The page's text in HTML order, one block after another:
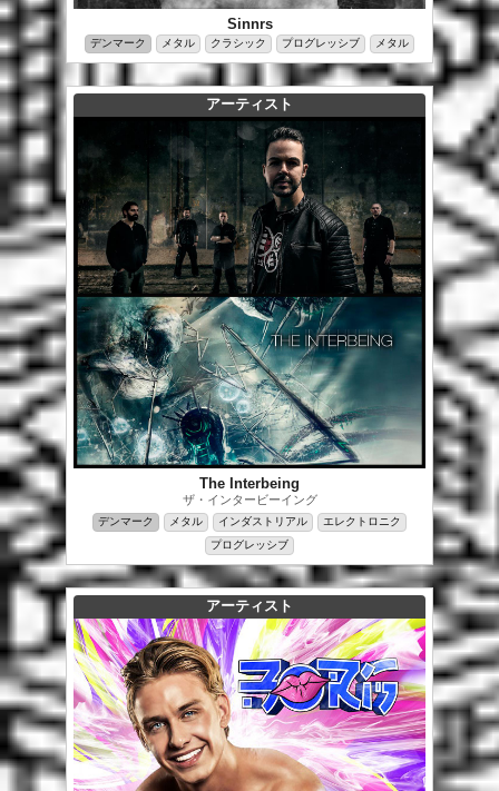
Sinnrs
デンマーク メタル クラシック プログレッシブ メタル
アーティスト
The Interbeing
ザ・インタービーイング
デンマーク メタル インダストリアル
エレクトロニク
プログレッシブ
アーティスト